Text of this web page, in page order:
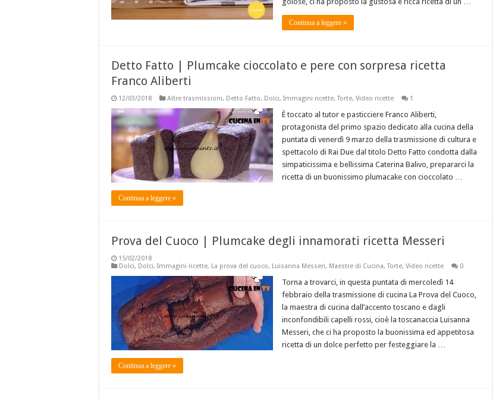
Continua a leggere »
Detto Fatto | Plumcake cioccolato e pere con sorpresa ricetta
Franco Aliberti
12/03/2018 Altre trasmissioni, Detto Fatto, Dolci, Immagini ricette,Torte, Video ricette 1
È toccato al tutor e pasticciere Franco Aliberti,
protagonista del primo spazio dedicato alla cucina della
puntata di venerdì 9 marzo della trasmissione di cultura e
spettacolo di Rai Due dal titolo Detto Fatto condotta dalla
simpaticissima e bellissima Caterina Balivo, prepararci la
ricetta di un buonissimo plumacake con cioccolato …
Continua a leggere »
Prova del Cuoco | Plumcake degli innamorati ricetta Messeri
15/02/2018
Dolci, Dolci, Immagini ricette, La prova del cuoco, Luisanna Messeri, Maestre di Cucina,Torte, Video ricette 0
Torna a trovarci, in questa puntata di mercoledì 14
febbraio della trasmissione di cucina La Prova del Cuoco,
la maestra di cucina dall’accento toscano e dagli
inconfondibili capelli rossi, cioè la toscanaccia Luisanna
Messeri, che ci ha proposto la buonissima ed appetitosa
ricetta di un dolce perfetto per festeggiare la …
Continua a leggere »